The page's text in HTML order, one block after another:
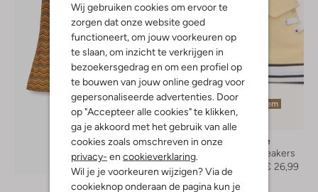
Wij gebruiken cookies om ervoor te
zorgen dat onze website goed
functioneert, om jouw voorkeuren op
te slaan, om inzicht te verkrijgen in
bezoekersgedrag en om een profiel op
te bouwen van jouw online gedrag voor
gepersonaliseerde advertenties. Door
op "Accepteer alle cookies" te klikken,
ga je akkoord met het gebruik van alle
cookies zoals omschreven in onze
privacy- en cookieverklaring
Wil je je voorkeuren wijzigen? Via de
cookieknop onderaan de pagina kun je
Ontdek de look
Laatste item
-50%
Converse
Hoge sneakers
€ 54,95
€ 26,99